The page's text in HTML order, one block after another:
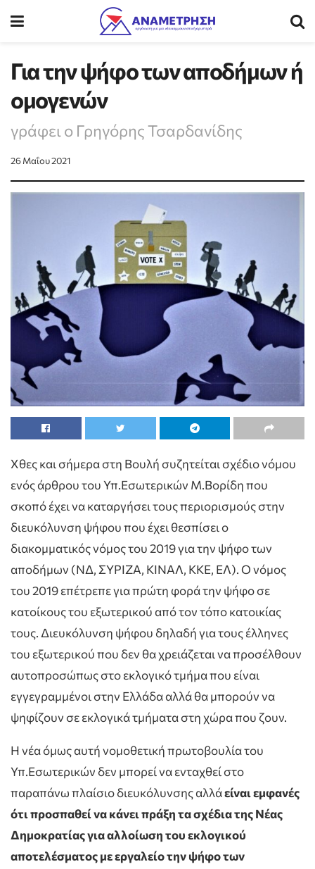
Για την ψήφο των αποδήμων ή
ομογενών
γράφει ο Γρηγόρης Τσαρδανίδης
26 Μαΐου 2021
Χθες και σήμερα στη Βουλή συζητείται σχέδιο νόμου
ενός άρθρου του Υπ.Εσωτερικών Μ.Βορίδη που
σκοπό έχει να καταργήσει τους περιορισμούς στην
διευκόλυνση ψήφου που έχει θεσπίσει ο
διακομματικός νόμος του 2019 για την ψήφο των
αποδήμων (ΝΔ, ΣΥΡΙΖΑ, ΚΙΝΑΛ, ΚΚΕ, ΕΛ). Ο νόμος
του 2019 επέτρεπε για πρώτη φορά την ψήφο σε
κατοίκους του εξωτερικού από τον τόπο κατοικίας
τους. Διευκόλυνση ψήφου δηλαδή για τους έλληνες
του εξωτερικού που δεν θα χρειάζεται να προσέλθουν
αυτοπροσώπως στο εκλογικό τμήμα που είναι
εγγεγραμμένοι στην Ελλάδα αλλά θα μπορούν να
ψηφίζουν σε εκλογικά τμήματα στη χώρα που ζουν.
Η νέα όμως αυτή νομοθετική πρωτοβουλία του
Υπ.Εσωτερικών δεν μπορεί να ενταχθεί στο
παραπάνω πλαίσιο διευκόλυνσης αλλάείναι εμφανές
ότι προσπαθεί να κάνει πράξη τα σχέδια της Νέας
Δημοκρατίας για αλλοίωση του εκλογικού
αποτελέσματος με εργαλείο την ψήφο των